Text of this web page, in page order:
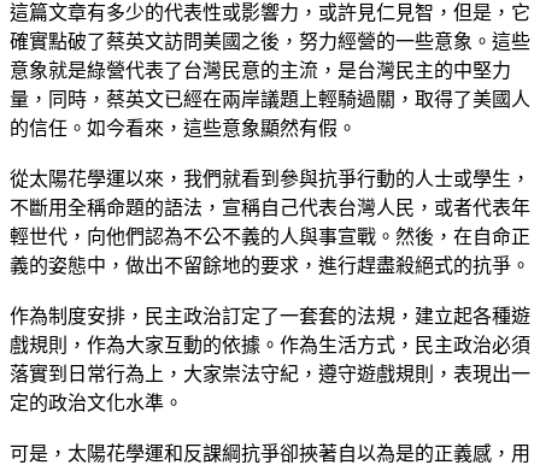
這篇文章有多少的代表性或影響力，或許見仁見智，但是，它
確實點破了蔡英文訪問美國之後，努力經營的一些意象。這些
意象就是綠營代表了台灣民意的主流，是台灣民主的中堅力
量，同時，蔡英文已經在兩岸議題上輕騎過關，取得了美國人
的信任。如今看來，這些意象顯然有假。
從太陽花學運以來，我們就看到參與抗爭行動的人士或學生，
不斷用全稱命題的語法，宣稱自己代表台灣人民，或者代表年
輕世代，向他們認為不公不義的人與事宣戰。然後，在自命正
義的姿態中，做出不留餘地的要求，進行趕盡殺絕式的抗爭。
作為制度安排，民主政治訂定了一套套的法規，建立起各種遊
戲規則，作為大家互動的依據。作為生活方式，民主政治必須
落實到日常行為上，大家崇法守紀，遵守遊戲規則，表現出一
定的政治文化水準。
可是，太陽花學運和反課綱抗爭卻挾著自以為是的正義感，用